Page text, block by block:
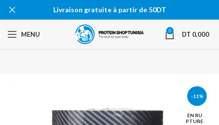
MENU 0 DT 0,000
-11%
EN RU
PTURE
Livraison gratuite à partir de 50DT